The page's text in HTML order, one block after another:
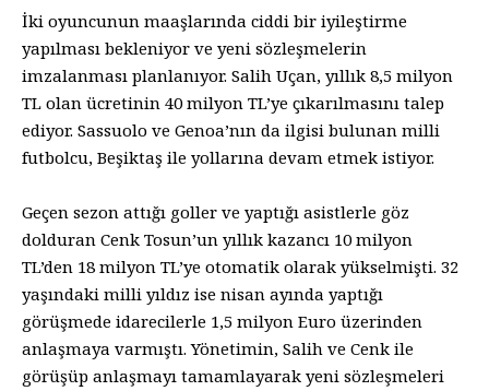
İki oyuncunun maaşlarında ciddi bir iyileştirme
yapılması bekleniyor ve yeni sözleşmelerin
imzalanması planlanıyor. Salih Uçan, yıllık 8,5 milyon
TL olan ücretinin 40 milyon TL’ye çıkarılmasını talep
ediyor. Sassuolo ve Genoa’nın da ilgisi bulunan milli
futbolcu, Beşiktaş ile yollarına devam etmek istiyor.
Geçen sezon attığı goller ve yaptığı asistlerle göz
dolduran Cenk Tosun’un yıllık kazancı 10 milyon
TL’den 18 milyon TL’ye otomatik olarak yükselmişti. 32
yaşındaki milli yıldız ise nisan ayında yaptığı
görüşmede idarecilerle 1,5 milyon Euro üzerinden
anlaşmaya varmıştı. Yönetimin, Salih ve Cenk ile
görüşüp anlaşmayı tamamlayarak yeni sözleşmeleri